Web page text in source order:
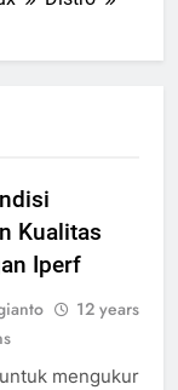
Kualitas
Iperf
12 years
mengukur